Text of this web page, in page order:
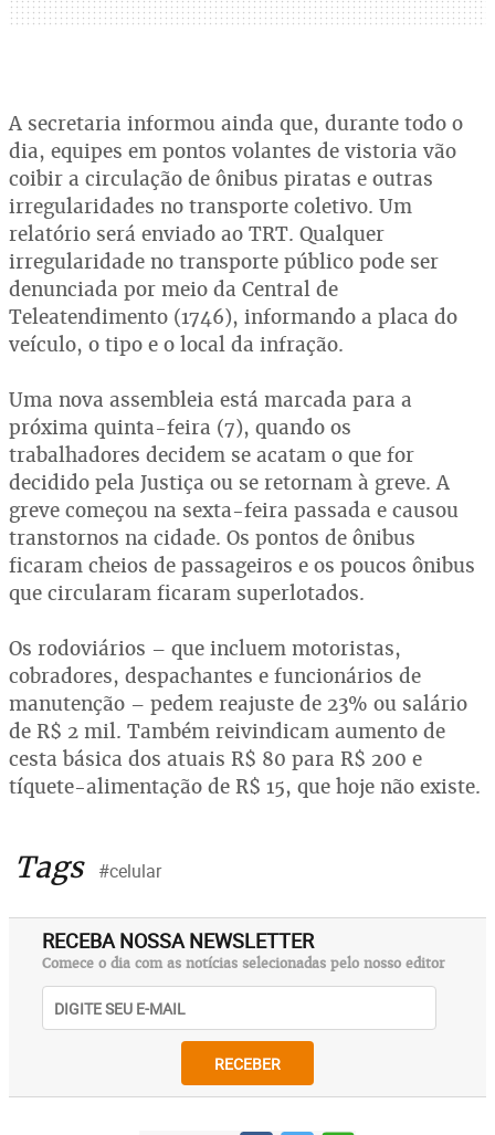
A secretaria informou ainda que, durante todo o
dia, equipes em pontos volantes de vistoria vão
coibir a circulação de ônibus piratas e outras
irregularidades no transporte coletivo. Um
relatório será enviado ao TRT. Qualquer
irregularidade no transporte público pode ser
denunciada por meio da Central de
Teleatendimento (1746), informando a placa do
veículo, o tipo e o local da infração.
Uma nova assembleia está marcada para a
próxima quinta-feira (7), quando os
trabalhadores decidem se acatam o que for
decidido pela Justiça ou se retornam à greve. A
greve começou na sexta-feira passada e causou
transtornos na cidade. Os pontos de ônibus
ficaram cheios de passageiros e os poucos ônibus
que circularam ficaram superlotados.
Os rodoviários – que incluem motoristas,
cobradores, despachantes e funcionários de
manutenção – pedem reajuste de 23% ou salário
de R$ 2 mil. Também reivindicam aumento de
cesta básica dos atuais R$ 80 para R$ 200 e
tíquete-alimentação de R$ 15, que hoje não existe.
Tags #celular
RECEBA NOSSA NEWSLETTER
Comece o dia com as notícias selecionadas pelo nosso editor
RECEBER